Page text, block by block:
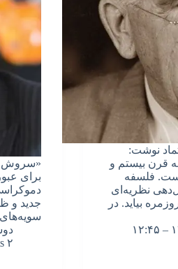
نوشت:
قرن بیستم و
است. فلسفه
نظریه‌ای
بیاید. در
«سروش
برای
جدید و
دوشنبه,
۲ Comments